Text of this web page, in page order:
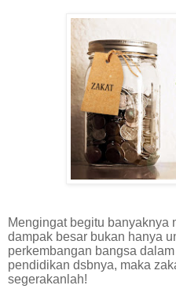
Mengingat begitu banyaknya
dampak besar bukan hanya
perkembangan bangsa
pendidikan dsbnya, maka
segerakanlah!